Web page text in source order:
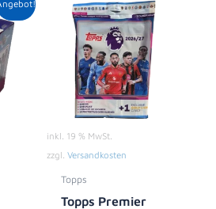
€
€.
inkl. 19 % MwSt.
zzgl. Versandkosten
Topps
Topps Premier